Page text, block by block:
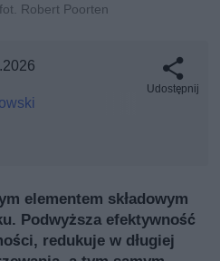
Robert Poorten
Udostępnij
elementem składowym
Podwyższa efektywność
redukuje w długiej